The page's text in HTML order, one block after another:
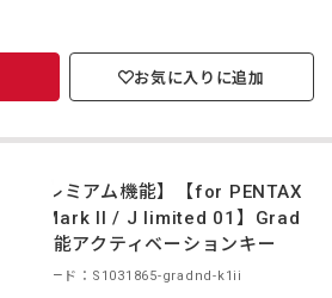
お気に入りに追加
【プレミアム機能】【for PENTAX
K-1 Mark II / J limited 01】Grad
ND機能アクティベーションキー
商品コード：S1031865-gradnd-k1ii